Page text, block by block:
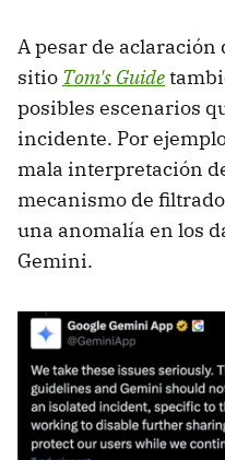
A pesar de aclaración
sitio Tom's Guide
posibles escenarios
incidente. Por
mala interpretación
mecanismo de
una anomalía en los
Gemini.